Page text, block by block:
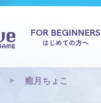
FOR BEGINNERS
はじめての方へ
癒月ちょこ